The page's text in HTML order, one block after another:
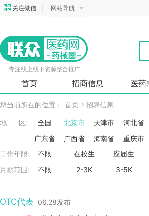
关注微信 网站导航
专注线上线下资源整合推广
首页 招商信息 医药
您当前所在的位置： 首页 招聘信息
地 区: 全国 北京市 天津市 河北省
广东省
广西省 海南省 重庆市
工作年限:
不限 在校生 应届生
月薪范围:
不限 2-3K 3-5K
OTC代表 06.28发布